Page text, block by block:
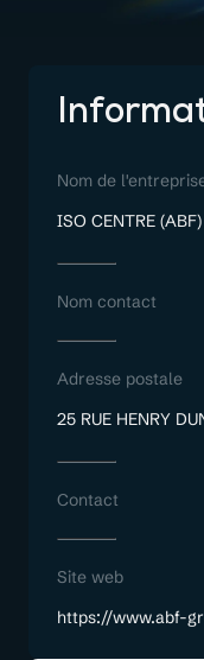
Nom de
ISO CENTRE (ABF)
Nom contact
Adresse postale
25 RUE HENRY
Contact
Site web
https://www.abf-